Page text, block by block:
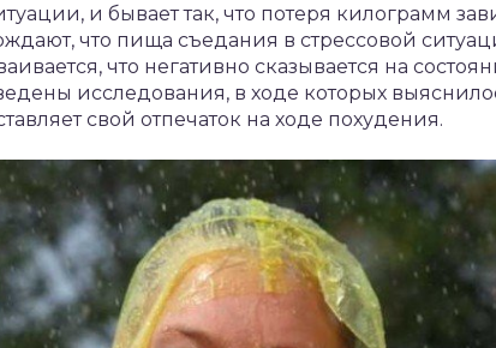
и бывает так, что потеря килограмм
что пища съедания в стрессовой
что негативно сказывается на
исследования, в ходе которых
свой отпечаток на ходе похудения.